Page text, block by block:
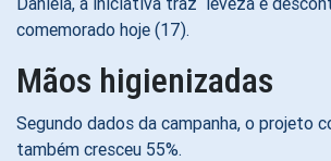
comemorado hoje (17).
Mãos higienizadas
Segundo dados da campanha, o projeto
também cresceu 55%.